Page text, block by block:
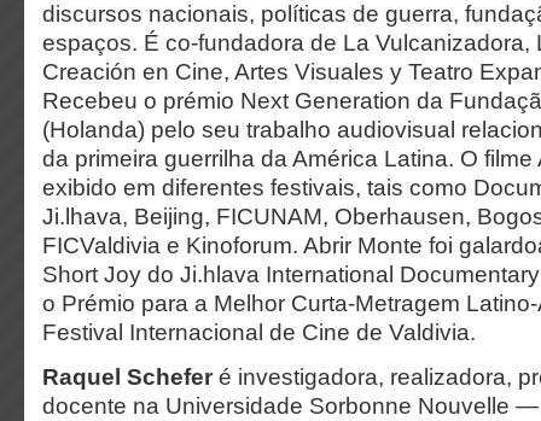
discursos nacionais, políticas de guerra,
espaços. É co-fundadora de La Vulcanizadora,
Creación en Cine, Artes Visuales y Teatro
Recebeu o prémio Next Generation da
(Holanda) pelo seu trabalho audiovisual
da primeira guerrilha da América Latina. O filme
exibido em diferentes festivais, tais como
Ji.lhava, Beijing, FICUNAM, Oberhausen,
FICValdivia e Kinoforum. Abrir Monte foi
Short Joy do Ji.hlava International
o Prémio para a Melhor Curta-Metragem
Festival Internacional de Cine de Valdivia.
Raquel Schefer é investigadora, realizadora,
docente na Universidade Sorbonne Nouvelle